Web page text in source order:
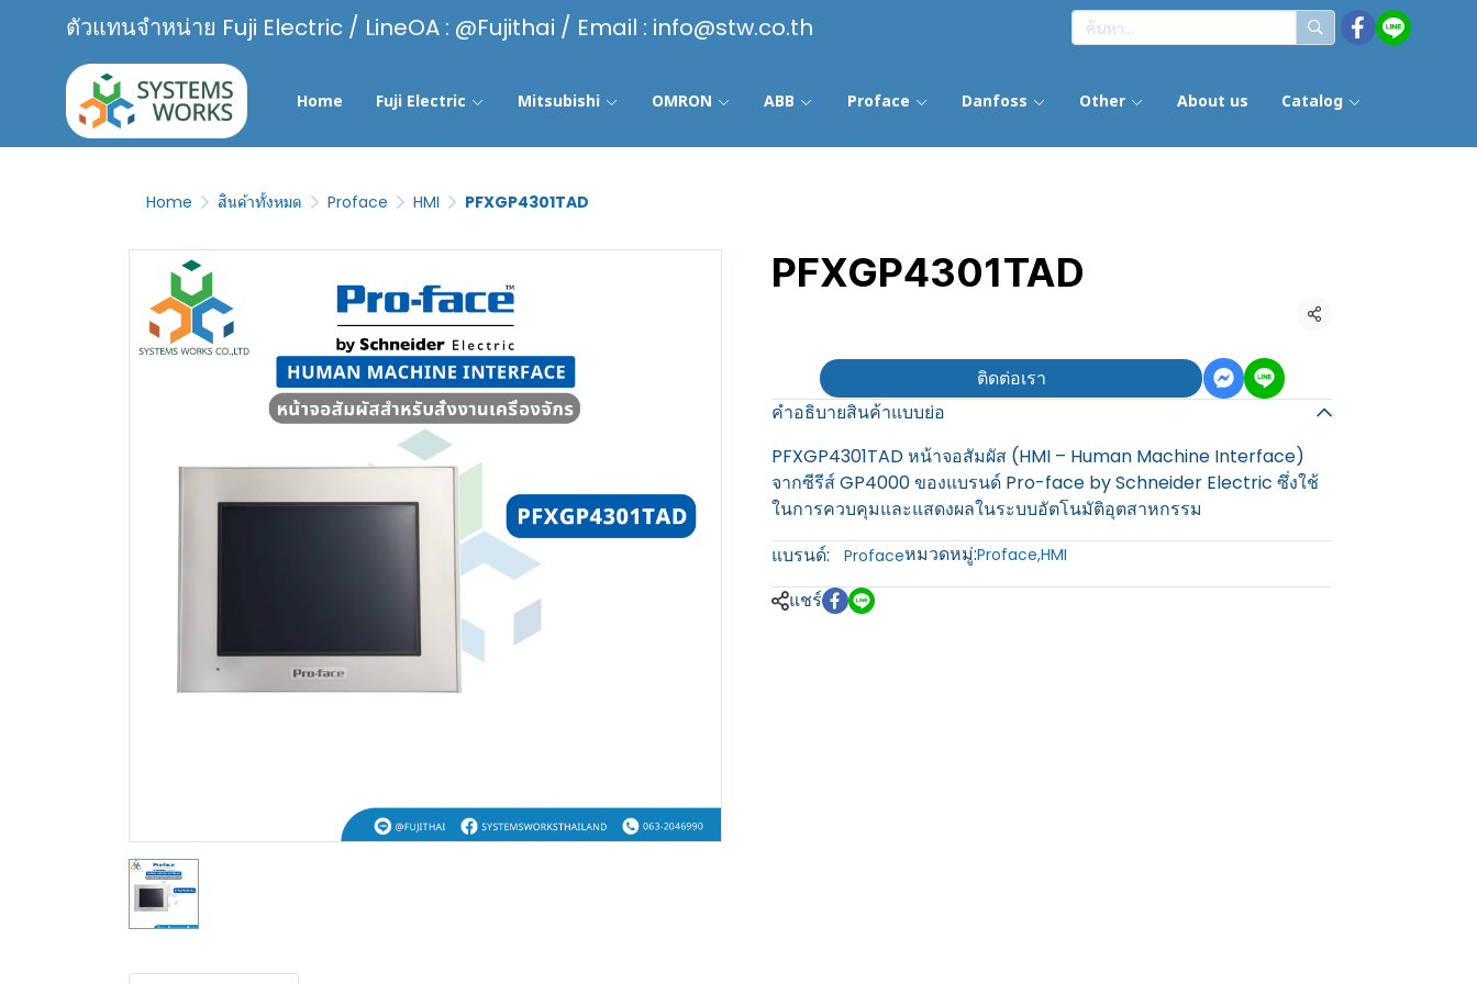
ตัวแทนจำหน่าย Fuji Electric / LineOA : @Fujithai / Email : info@stw.co.th
Home Fuji Electric Mitsubishi OMRON ABB Proface Danfoss Other About us Catalog
Home สินค้าทั้งหมด Proface HMI PFXGP4301TAD
PFXGP4301TAD
แชร์
ติดต่อเรา
คำอธิบายสินค้าแบบย่อ
PFXGP4301TAD หน้าจอสัมผัส (HMI – Human Machine Interface)
จากซีรีส์ GP4000 ของแบรนด์ Pro-face by Schneider Electric ซึ่งใช้
ในการควบคุมและแสดงผลในระบบอัตโนมัติอุตสาหกรรม
แบรนด์:
Profaceหมวดหมู่:Proface,HMI
แชร์